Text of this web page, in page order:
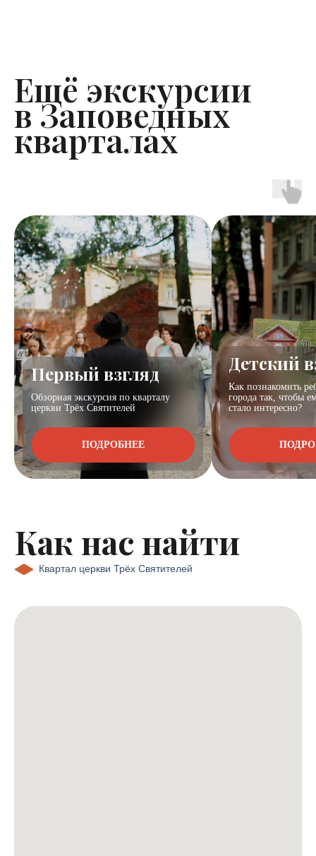
Ещё экскурсии
в Заповедных
кварталах
Первый взгляд
Обзорная экскурсия по кварталу
церкви Трёх Святителей
ПОДРОБНЕЕ
Детский
Как познакомить
города так, чтобы
стало интересно?
Как нас найти
Квартал церкви Трёх Святителей